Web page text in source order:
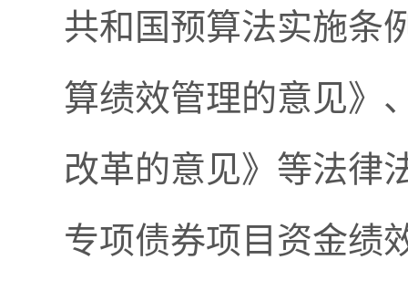
共和国预算法实施条
算绩效管理的意见》
改革的意见》等法律
专项债券项目资金绩